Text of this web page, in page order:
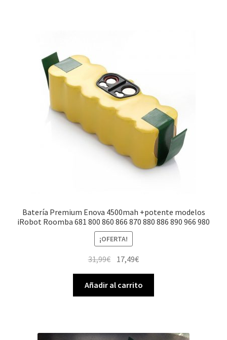
Batería Premium Enova 4500mah +potente modelos
iRobot Roomba 681 800 860 866 870 880 886 890 966 980
¡OFERTA!
31,99€ El
precio
original
era:
17,49€El
precio
actual
es:
Añadir al carrito